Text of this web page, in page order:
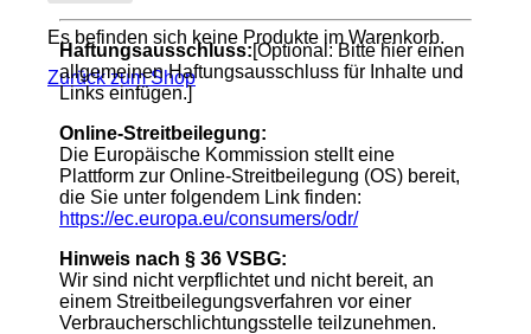
Es befinden sich keine Produkte im Warenkorb.
Zurück zum Shop
Haftungsausschluss:[Optional: Bitte hier einen
allgemeinen Haftungsausschluss für Inhalte und
Links einfügen.]
Online-Streitbeilegung:
Die Europäische Kommission stellt eine
Plattform zur Online-Streitbeilegung (OS) bereit,
die Sie unter folgendem Link finden:
https://ec.europa.eu/consumers/odr/
Hinweis nach § 36 VSBG:
Wir sind nicht verpflichtet und nicht bereit, an
einem Streitbeilegungsverfahren vor einer
Verbraucherschlichtungsstelle teilzunehmen.